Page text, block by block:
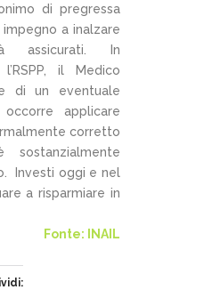
di pregressa
a inalzare
assicurati. In
il Medico
di un eventuale
applicare
corretto
sostanzialmente
Investi oggi e nel
a risparmiare in
Fonte: INAIL